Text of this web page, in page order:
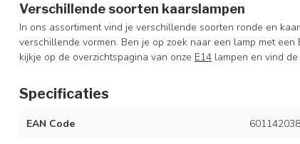
Verschillende soorten kaarslampen
In ons assortiment vind je verschillende soorten ronde en
verschillende vormen. Ben je op zoek naar een lamp met
kijkje op de overzichtspagina van onze E14 lampen en vind
Specificaties
EAN Code